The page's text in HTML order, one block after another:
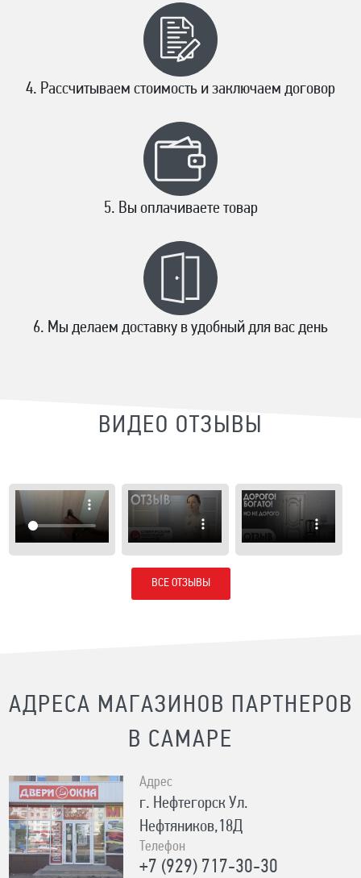
Рассчитываем стоимость и заключаем договор
Вы оплачиваете товар
Мы делаем доставку в удобный для вас день
ВИДЕО ОТЗЫВЫ
ВСЕ ОТЗЫВЫ
АДРЕСА МАГАЗИНОВ ПАРТНЕРОВ
В САМАРЕ
Адрес
г. Нефтегорск Ул.
Нефтяников,18Д
Телефон
+7 (929) 717-30-30